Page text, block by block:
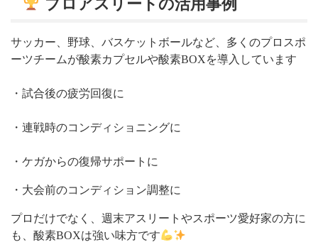
プロアスリートの活用事例
サッカー、野球、バスケットボールなど、多くのプロスポ
ーツチームが酸素カプセルや酸素BOXを導入しています
・試合後の疲労回復に
・連戦時のコンディショニングに
・ケガからの復帰サポートに
・大会前のコンディション調整に
プロだけでなく、週末アスリートやスポーツ愛好家の方に
も、酸素BOXは強い味方です